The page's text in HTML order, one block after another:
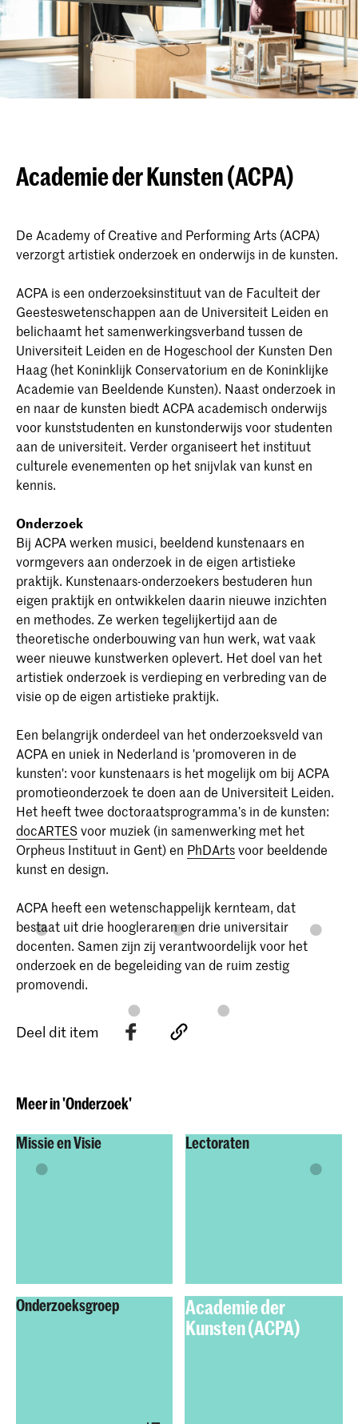
Academie der Kunsten (ACPA)
De Academy of Creative and Performing Arts (ACPA)
verzorgt artistiek onderzoek en onderwijs in de kunsten.
ACPA is een onderzoeksinstituut van de Faculteit der
Geesteswetenschappen aan de Universiteit Leiden en
belichaamt het samenwerkingsverband tussen de
Universiteit Leiden en de Hogeschool der Kunsten Den
Haag (het Koninklijk Conservatorium en de Koninklijke
Academie van Beeldende Kunsten). Naast onderzoek in
en naar de kunsten biedt ACPA academisch onderwijs
voor kunststudenten en kunstonderwijs voor studenten
aan de universiteit. Verder organiseert het instituut
culturele evenementen op het snijvlak van kunst en
kennis.
Onderzoek
Bij ACPA werken musici, beeldend kunstenaars en
vormgevers aan onderzoek in de eigen artistieke
praktijk. Kunstenaars-onderzoekers bestuderen hun
eigen praktijk en ontwikkelen daarin nieuwe inzichten
en methodes. Ze werken tegelijkertijd aan de
theoretische onderbouwing van hun werk, wat vaak
weer nieuwe kunstwerken oplevert. Het doel van het
artistiek onderzoek is verdieping en verbreding van de
visie op de eigen artistieke praktijk.
Een belangrijk onderdeel van het onderzoeksveld van
ACPA en uniek in Nederland is 'promoveren in de
kunsten': voor kunstenaars is het mogelijk om bij ACPA
promotieonderzoek te doen aan de Universiteit Leiden.
Het heeft twee doctoraatsprogramma’s in de kunsten:
docARTESvoor muziek (in samenwerking met het
Orpheus Instituut in Gent) en PhDArtsvoor beeldende
kunst en design.
ACPA heeft een wetenschappelijk kernteam, dat
bestaat uit drie hoogleraren en drie universitair
docenten. Samen zijn zij verantwoordelijk voor het
onderzoek en de begeleiding van de ruim zestig
promovendi.
Deel dit item
Meer in 'Onderzoek'
Missie en Visie Lectoraten
Onderzoeksgroep
Academie der
Kunsten (ACPA)